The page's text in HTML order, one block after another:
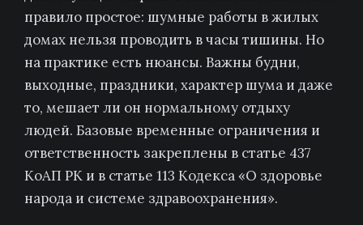
правило простое: шумные работы в жилых
домах нельзя проводить в часы тишины. Но
на практике есть нюансы. Важны будни,
выходные, праздники, характер шума и даже
то, мешает ли он нормальному отдыху
людей. Базовые временные ограничения и
ответственность закреплены в статье 437
КоАП РК и в статье 113 Кодекса «О здоровье
народа и системе здравоохранения».